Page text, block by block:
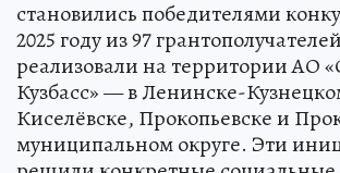
становились победителями
2025 году из 97
реализовали на территории АО
Кузбасс» — в Ленинске-
Киселёвске, Прокопьевске и
муниципальном округе. Эти